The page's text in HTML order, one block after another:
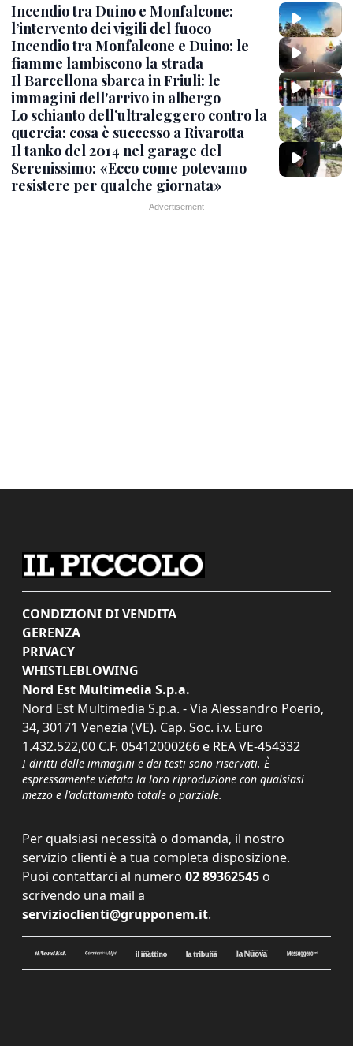
Incendio tra Duino e Monfalcone:
l’intervento dei vigili del fuoco
Incendio tra Monfalcone e Duino: le
fiamme lambiscono la strada
Il Barcellona sbarca in Friuli: le
immagini dell'arrivo in albergo
Lo schianto dell’ultraleggero contro la
quercia: cosa è successo a Rivarotta
Il tanko del 2014 nel garage del
Serenissimo: «Ecco come potevamo
resistere per qualche giornata»
CONDIZIONI DI VENDITA
GERENZA
PRIVACY
WHISTLEBLOWING
Nord Est Multimedia S.p.a.
Nord Est Multimedia S.p.a. - Via Alessandro Poerio,
34, 30171 Venezia (VE). Cap. Soc. i.v. Euro
1.432.522,00 C.F. 05412000266 e REA VE-454332
I diritti delle immagini e dei testi sono riservati. È
espressamente vietata la loro riproduzione con qualsiasi
mezzo e l'adattamento totale o parziale.
Per qualsiasi necessità o domanda, il nostro
servizio clienti è a tua completa disposizione.
Puoi contattarci al numero 02 89362545 o
scrivendo una mail a
servizioclienti@grupponem.it.